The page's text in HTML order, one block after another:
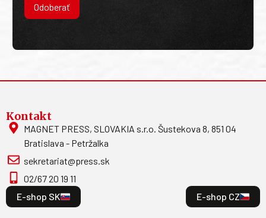
Odoberať
Kontakt
MAGNET PRESS, SLOVAKIA s.r.o. Šustekova 8, 851 04
Bratislava - Petržalka
sekretariat@press.sk
02/67 20 19 11
E-shop SK
E-shop CZ